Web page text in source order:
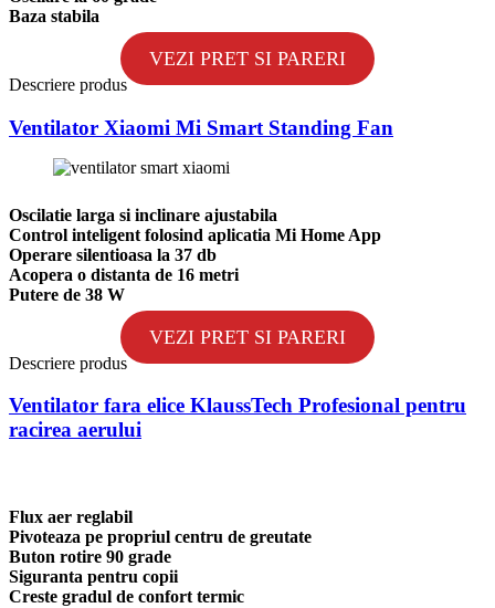
Baza stabila
VEZI PRET SI PARERI
Descriere produs
Ventilator Xiaomi Mi Smart Standing Fan
Oscilatie larga si inclinare ajustabila
Control inteligent folosind aplicatia Mi Home App
Operare silentioasa la 37 db
Acopera o distanta de 16 metri
Putere de 38 W
VEZI PRET SI PARERI
Descriere produs
Ventilator fara elice KlaussTech Profesional pentru
racirea aerului
Flux aer reglabil
Pivoteaza pe propriul centru de greutate
Buton rotire 90 grade
Siguranta pentru copii
Creste gradul de confort termic